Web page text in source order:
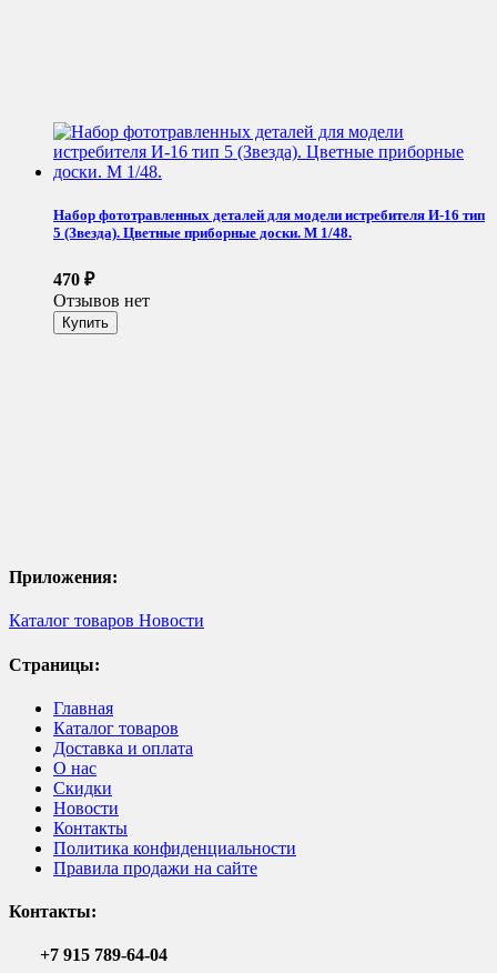
Набор фототравленных деталей для модели истребителя И-16 тип
5 (Звезда). Цветные приборные доски. М 1/48.
470 ₽
Отзывов нет
Приложения:
Каталог товаров Новости
Страницы:
Главная
Каталог товаров
Доставка и оплата
О нас
Скидки
Новости
Контакты
Политика конфиденциальности
Правила продажи на сайте
Контакты:
+7 915 789-64-04